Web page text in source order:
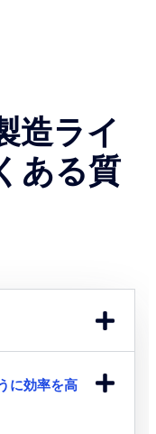
造ライ
ある質
に効率を高